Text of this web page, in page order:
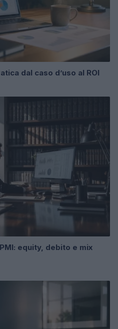
dal caso d’uso al ROI
equity, debito e mix